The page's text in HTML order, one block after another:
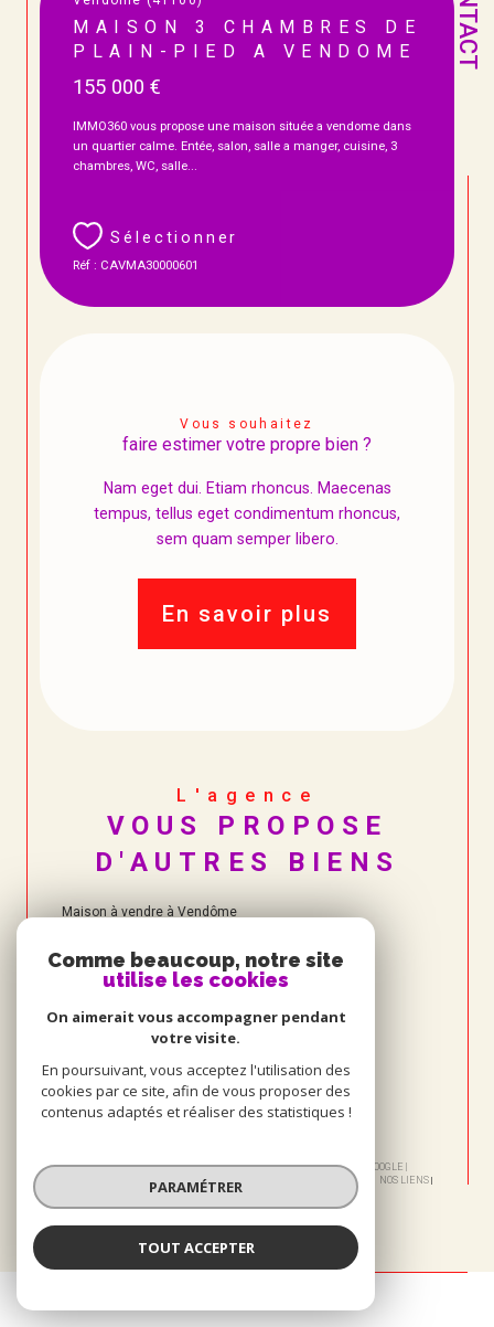
MAISON 3 CHAMBRES DE
PLAIN-PIED A VENDOME
155 000 €
IMMO360 vous propose une maison située a vendome dans
un quartier calme. Entée, salon, salle a manger, cuisine, 3
chambres, WC, salle...
Sélectionner
Réf : CAVMA30000601
Vous souhaitez
faire estimer votre propre bien ?
Nam eget dui. Etiam rhoncus. Maecenas
tempus, tellus eget condimentum rhoncus,
sem quam semper libero.
En savoir plus
L'agence
VOUS PROPOSE
D'AUTRES BIENS
Maison à vendre à Vendôme
© 2026 | TOUS DROITS RÉSERVÉS | TRADUCTION POWERED BY GOOGLE |
PLAN DU SITE MENTIONS LÉGALES ADMIN
NOS LIENS
POLITIQUE RGPD
Comme beaucoup, notre site
utilise les cookies
On aimerait vous accompagner pendant
votre visite.
En poursuivant, vous acceptez l'utilisation des
cookies par ce site, afin de vous proposer des
contenus adaptés et réaliser des statistiques !
PARAMÉTRER
TOUT ACCEPTER